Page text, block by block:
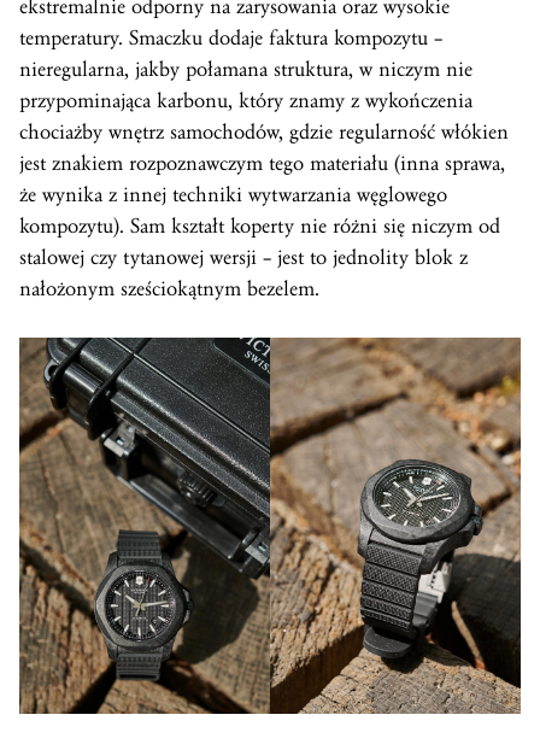
ekstremalnie odporny na zarysowania oraz wysokie
temperatury. Smaczku dodaje faktura kompozytu –
nieregularna, jakby połamana struktura, w niczym nie
przypominająca karbonu, który znamy z wykończenia
chociażby wnętrz samochodów, gdzie regularność włókien
jest znakiem rozpoznawczym tego materiału (inna sprawa,
że wynika z innej techniki wytwarzania węglowego
kompozytu). Sam kształt koperty nie różni się niczym od
stalowej czy tytanowej wersji – jest to jednolity blok z
nałożonym sześciokątnym bezelem.